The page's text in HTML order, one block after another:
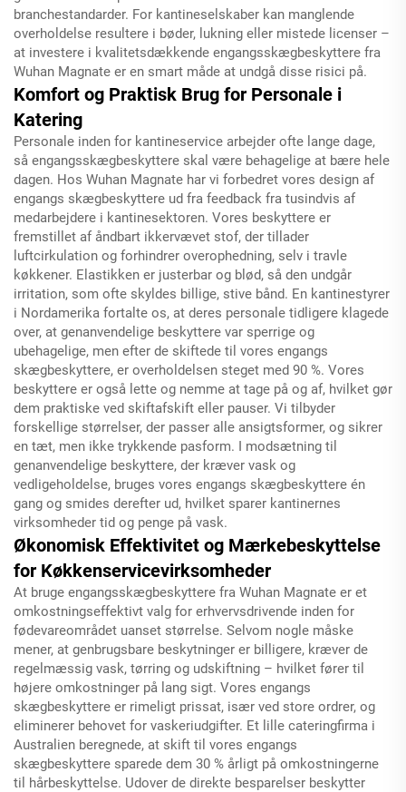
branchestandarder. For kantineselskaber kan manglende
overholdelse resultere i bøder, lukning eller mistede licenser –
at investere i kvalitetsdækkende engangsskægbeskyttere fra
Wuhan Magnate er en smart måde at undgå disse risici på.
Komfort og Praktisk Brug for Personale i
Katering
Personale inden for kantineservice arbejder ofte lange dage,
så engangsskægbeskyttere skal være behagelige at bære hele
dagen. Hos Wuhan Magnate har vi forbedret vores design af
engangs skægbeskyttere ud fra feedback fra tusindvis af
medarbejdere i kantinesektoren. Vores beskyttere er
fremstillet af åndbart ikkervævet stof, der tillader
luftcirkulation og forhindrer overophedning, selv i travle
køkkener. Elastikken er justerbar og blød, så den undgår
irritation, som ofte skyldes billige, stive bånd. En kantinestyrer
i Nordamerika fortalte os, at deres personale tidligere klagede
over, at genanvendelige beskyttere var sperrige og
ubehagelige, men efter de skiftede til vores engangs
skægbeskyttere, er overholdelsen steget med 90 %. Vores
beskyttere er også lette og nemme at tage på og af, hvilket gør
dem praktiske ved skiftafskift eller pauser. Vi tilbyder
forskellige størrelser, der passer alle ansigtsformer, og sikrer
en tæt, men ikke trykkende pasform. I modsætning til
genanvendelige beskyttere, der kræver vask og
vedligeholdelse, bruges vores engangs skægbeskyttere én
gang og smides derefter ud, hvilket sparer kantinernes
virksomheder tid og penge på vask.
Økonomisk Effektivitet og Mærkebeskyttelse
for Køkkenservicevirksomheder
At bruge engangsskægbeskyttere fra Wuhan Magnate er et
omkostningseffektivt valg for erhvervsdrivende inden for
fødevareområdet uanset størrelse. Selvom nogle måske
mener, at genbrugsbare beskytninger er billigere, kræver de
regelmæssig vask, tørring og udskiftning – hvilket fører til
højere omkostninger på lang sigt. Vores engangs
skægbeskyttere er rimeligt prissat, især ved store ordrer, og
eliminerer behovet for vaskeriudgifter. Et lille cateringfirma i
Australien beregnede, at skift til vores engangs
skægbeskyttere sparede dem 30 % årligt på omkostningerne
til hårbeskyttelse. Udover de direkte besparelser beskytter